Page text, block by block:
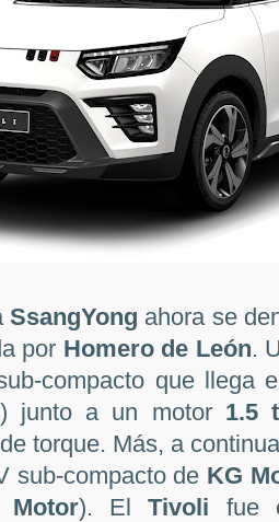
SsangYong ahora se
por Homero de León.
compacto que llega
) junto a un motor 1.5
de torque. Más, a
sub-compacto de KG
Motor). ElTivoli fue